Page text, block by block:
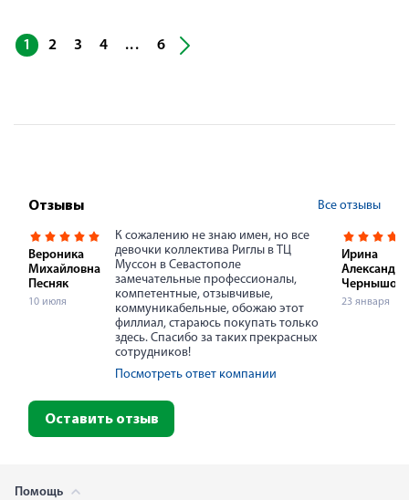
1 2 3 4 ... 6
Отзывы Все отзывы
Вероника
Михайловна
Песняк
10 июля
К сожалению не знаю имен, но все
девочки коллектива Риглы в ТЦ
Муссон в Севастополе
замечательные профессионалы,
компетентные, отзывчивые,
коммуникабельные, обожаю этот
филлиал, стараюсь покупать только
здесь. Спасибо за таких прекрасных
сотрудников!
Посмотреть ответ компании
Ирина
Чернышова
23 января
Оставить отзыв
Помощь